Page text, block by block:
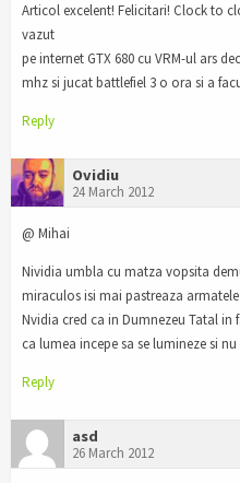
Articol excelent! Felicitari! Clock to
vazut
pe internet GTX 680 cu VRM-ul ars
mhz si jucat battlefiel 3 o ora si a
Reply
Ovidiu
24 March 2012
@ Mihai
Nividia umbla cu matza vopsita
miraculos isi mai pastreaza
Nvidia cred ca in Dumnezeu Tatal in
ca lumea incepe sa se lumineze si
Reply
asd
26 March 2012